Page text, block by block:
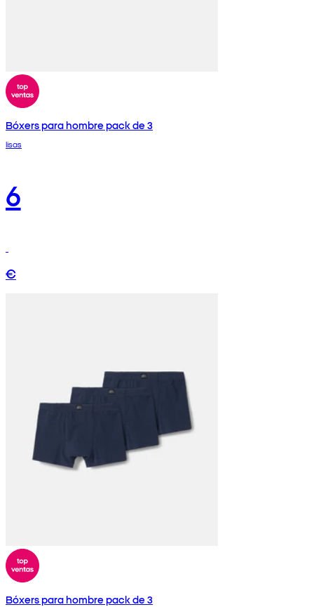
Bóxers para hombre pack de 3
lisas
6
€
Bóxers para hombre pack de 3